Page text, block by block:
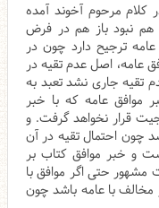
مرحوم آخوند آمده
هم نبود باز هم در فرض
ترجیح دارد چون در
عامه، اصل عدم تقیه در
تقیه جاری نشد تعبد به
موافق عامه که با خبر
قرار نخواهد گرفت. و
چون احتمال تقیه در آن
و خبر موافق کتاب بر
حتی اگر موافق با
با عامه باشد چون